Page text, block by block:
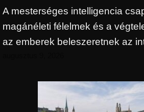
A mesterséges intelligencia
magánéleti félelmek és a
az emberek beleszeretnek az